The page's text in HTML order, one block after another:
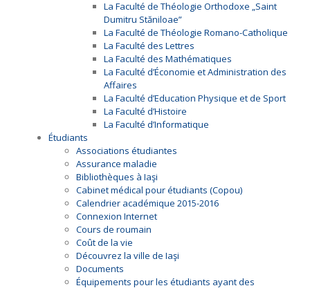
La Faculté de Théologie Orthodoxe „Saint
Dumitru Stăniloae”
La Faculté de Théologie Romano-Catholique
La Faculté des Lettres
La Faculté des Mathématiques
La Faculté d’Économie et Administration des
Affaires
La Faculté d’Education Physique et de Sport
La Faculté d’Histoire
La Faculté d’Informatique
Étudiants
Associations étudiantes
Assurance maladie
Bibliothèques à Iaşi
Cabinet médical pour étudiants (Copou)
Calendrier académique 2015-2016
Connexion Internet
Cours de roumain
Coût de la vie
Découvrez la ville de Iaşi
Documents
Équipements pour les étudiants ayant des